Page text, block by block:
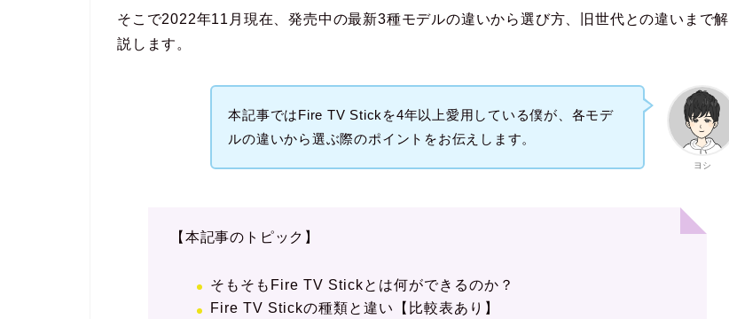
そこで2022年11月現在、発売中の最新3種モデルの違いから選び方、旧世代との違いまで解
説します。
ヨシ
本記事ではFire TV Stickを4年以上愛用している僕が、各モデ
ルの違いから選ぶ際のポイントをお伝えします。
【本記事のトピック】
そもそもFire TV Stickとは何ができるのか？
Fire TV Stickの種類と違い【比較表あり】